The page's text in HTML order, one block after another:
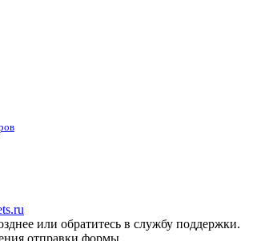
или обратитесь в службу поддержки.